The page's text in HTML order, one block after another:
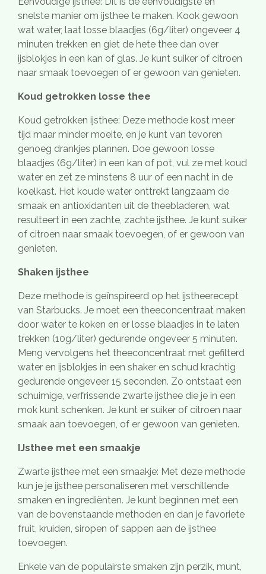
snelste manier om ijsthee te maken. Kook gewoon
wat water, laat losse blaadjes (6g/liter) ongeveer 4
minuten trekken en giet de hete thee dan over
ijsblokjes in een kan of glas. Je kunt suiker of citroen
naar smaak toevoegen of er gewoon van genieten.
Koud getrokken losse thee
Koud getrokken ijsthee: Deze methode kost meer
tijd maar minder moeite, en je kunt van tevoren
genoeg drankjes plannen. Doe gewoon losse
blaadjes (6g/liter) in een kan of pot, vul ze met koud
water en zet ze minstens 8 uur of een nacht in de
koelkast. Het koude water onttrekt langzaam de
smaak en antioxidanten uit de theebladeren, wat
resulteert in een zachte, zachte ijsthee. Je kunt suiker
of citroen naar smaak toevoegen, of er gewoon van
genieten.
Shaken ijsthee
Deze methode is geïnspireerd op het ijstheerecept
van Starbucks. Je moet een theeconcentraat maken
door water te koken en er losse blaadjes in te laten
trekken (10g/liter) gedurende ongeveer 5 minuten.
Meng vervolgens het theeconcentraat met gefilterd
water en ijsblokjes in een shaker en schud krachtig
gedurende ongeveer 15 seconden. Zo ontstaat een
schuimige, verfrissende zwarte ijsthee die je in een
mok kunt schenken. Je kunt er suiker of citroen naar
smaak aan toevoegen, of er gewoon van genieten.
IJsthee met een smaakje
Zwarte ijsthee met een smaakje: Met deze methode
kun je je ijsthee personaliseren met verschillende
smaken en ingrediënten. Je kunt beginnen met een
van de bovenstaande methoden en dan je favoriete
fruit, kruiden, siropen of sappen aan de ijsthee
toevoegen.
Enkele van de populairste smaken zijn perzik, munt,